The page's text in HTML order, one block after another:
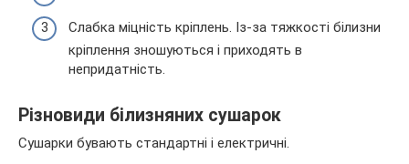
Слабка міцність кріплень. Із-за тяжкості білизни
кріплення зношуються і приходять в
непридатність.
Різновиди білизняних сушарок
Сушарки бувають стандартні і електричні.